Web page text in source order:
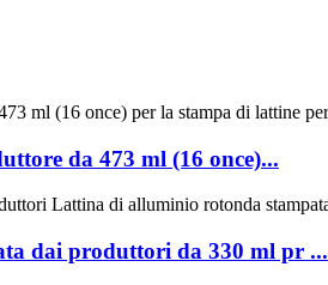
da 473 ml (16 once)...
dai produttori da 330 ml pr ...